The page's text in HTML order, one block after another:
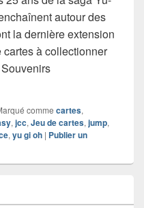
autour des
la dernière extension
à collectionner
jeu de cartes Yu-Gi-Oh!
comme cartes,
, jcc, Jeu de cartes, jump,
, yu gi oh | Publier un